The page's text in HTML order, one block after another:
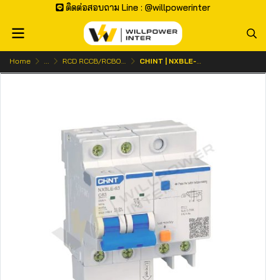
ติดต่อสอบถาม Line : @willpowerinter
Home ... RCD RCCB/RCBO | เบรกเกอร์กันดูด CHINT | NXBLE-63H เซอร์กิตเบรกเกอร์กันไฟดูด (RCBO) 2P 30mA 10kA พิกัดไฟ 10A-63A